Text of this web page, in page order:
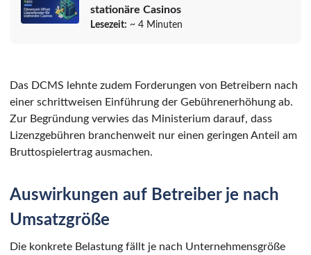
stationäre Casinos
Lesezeit: ~ 4 Minuten
Das DCMS lehnte zudem Forderungen von Betreibern nach
einer schrittweisen Einführung der Gebührenerhöhung ab.
Zur Begründung verwies das Ministerium darauf, dass
Lizenzgebühren branchenweit nur einen geringen Anteil am
Bruttospielertrag ausmachen.
Auswirkungen auf Betreiber je nach
Umsatzgröße
Die konkrete Belastung fällt je nach Unternehmensgröße